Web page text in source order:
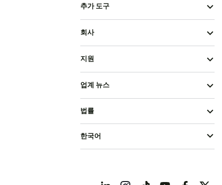
추가 도구
회사
지원
업계 뉴스
법률
한국어